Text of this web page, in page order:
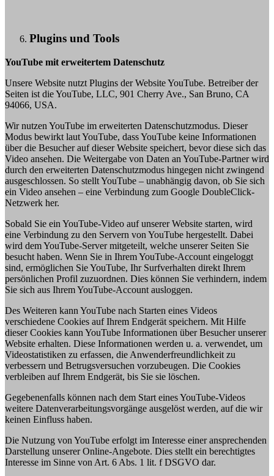
Plugins und Tools
YouTube mit erweitertem Datenschutz
Unsere Website nutzt Plugins der Website YouTube. Betreiber der
Seiten ist die YouTube, LLC, 901 Cherry Ave., San Bruno, CA
94066, USA.
Wir nutzen YouTube im erweiterten Datenschutzmodus. Dieser
Modus bewirkt laut YouTube, dass YouTube keine Informationen
über die Besucher auf dieser Website speichert, bevor diese sich das
Video ansehen. Die Weitergabe von Daten an YouTube-Partner wird
durch den erweiterten Datenschutzmodus hingegen nicht zwingend
ausgeschlossen. So stellt YouTube – unabhängig davon, ob Sie sich
ein Video ansehen – eine Verbindung zum Google DoubleClick-
Netzwerk her.
Sobald Sie ein YouTube-Video auf unserer Website starten, wird
eine Verbindung zu den Servern von YouTube hergestellt. Dabei
wird dem YouTube-Server mitgeteilt, welche unserer Seiten Sie
besucht haben. Wenn Sie in Ihrem YouTube-Account eingeloggt
sind, ermöglichen Sie YouTube, Ihr Surfverhalten direkt Ihrem
persönlichen Profil zuzuordnen. Dies können Sie verhindern, indem
Sie sich aus Ihrem YouTube-Account ausloggen.
Des Weiteren kann YouTube nach Starten eines Videos
verschiedene Cookies auf Ihrem Endgerät speichern. Mit Hilfe
dieser Cookies kann YouTube Informationen über Besucher unserer
Website erhalten. Diese Informationen werden u. a. verwendet, um
Videostatistiken zu erfassen, die Anwenderfreundlichkeit zu
verbessern und Betrugsversuchen vorzubeugen. Die Cookies
verbleiben auf Ihrem Endgerät, bis Sie sie löschen.
Gegebenenfalls können nach dem Start eines YouTube-Videos
weitere Datenverarbeitungsvorgänge ausgelöst werden, auf die wir
keinen Einfluss haben.
Die Nutzung von YouTube erfolgt im Interesse einer ansprechenden
Darstellung unserer Online-Angebote. Dies stellt ein berechtigtes
Interesse im Sinne von Art. 6 Abs. 1 lit. f DSGVO dar.